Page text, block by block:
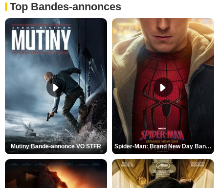
Top Bandes-annonces
Mutiny Bande-annonce VO STFR Spider-Man: Brand New Day Bande-annonce VO STFR